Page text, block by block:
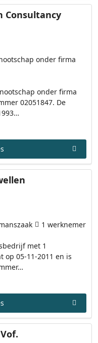
Consultancy
onder firma
02051847. De
onder firma
met 1
op 05-11-2011 en is
1 werknemer